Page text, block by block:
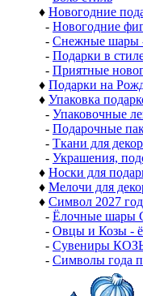
♦ Новогодние
- Новогодние
- Снежные шары
- Подарки в
- Приятные
♦ Подарки на
♦ Упаковка
- Упаковочные
- Подарочные
- Ткани для
- Украшения,
♦ Носки для
♦ Мелочи для
♦ Символ 2027
- Ёлочные шары
- Овцы и Козы -
- Сувениры
- Символы года